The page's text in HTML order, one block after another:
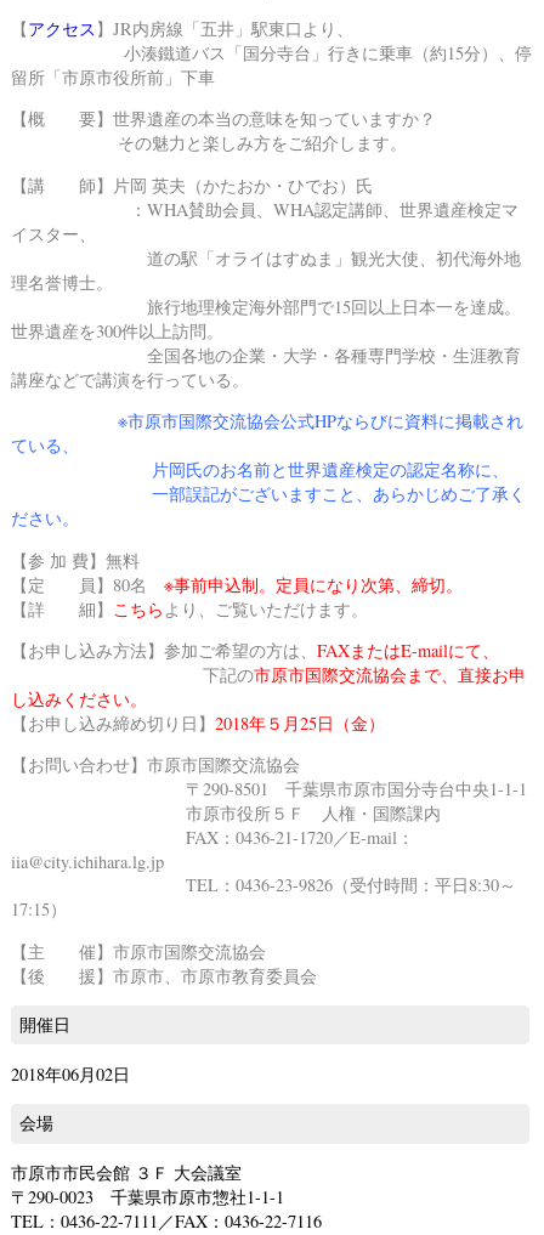
【アクセス 】JR内房線「五井」駅東口より、
小湊鐵道バス「国分寺台」行きに乗車（約15分）、停
留所「市原市役所前」下車
【概 要】世界遺産の本当の意味を知っていますか？
その魅力と楽しみ方をご紹介します。
【講 師】片岡 英夫（かたおか・ひでお）氏
：WHA賛助会員、WHA認定講師、世界遺産検定マ
イスター、
道の駅「オライはすぬま」観光大使、初代海外地
理名誉博士。
旅行地理検定海外部門で15回以上日本一を達成。
世界遺産を300件以上訪問。
全国各地の企業・大学・各種専門学校・生涯教育
講座などで講演を行っている。
※市原市国際交流協会公式HPならびに資料に掲載され
ている、
片岡氏のお名前と世界遺産検定の認定名称に、
一部誤記がございますこと、 あらかじめご了承く
ださい。
【参 加 費】無料
【定 員】80名 ※事前申込制。定員になり次第、締切。
【詳 細】 こちら より、ご覧いただけます。
【お申し込み方法】参加ご希望の方は、 FAXまたはE-mailにて、
下記の市原市国際交流協会まで、直接お申
し込みください。
【お申し込み締め切り日】 2018年５月25日（金）
【お問い合わせ】 市原市国際交流協会
〒290-8501 千葉県市原市国分寺台中央1-1-1
市原市役所５Ｆ 人権・国際課内
FAX：0436-21-1720／E-mail：
iia@city.ichihara.lg.jp
TEL：0436-23-9826（受付時間：平日8:30～
17:15）
【主 催】 市原市国際交流協会
【後 援】 市原市、 市原市教育委員会
開催日
2018年06月02日
会場
市原市市民会館 ３Ｆ 大会議室
〒290-0023 千葉県市原市惣社1-1-1
TEL：0436-22-7111／FAX：0436-22-7116